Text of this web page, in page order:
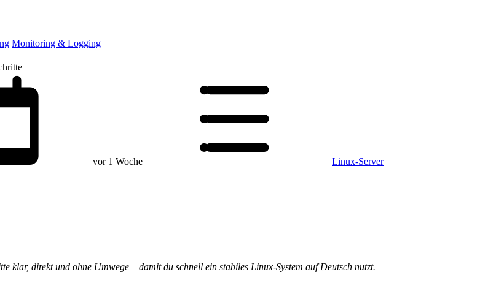
Monitoring & Logging
vor 1 Woche Linux-Server
klar, direkt und ohne Umwege – damit du schnell ein stabiles Linux-System auf Deutsch nutzt.